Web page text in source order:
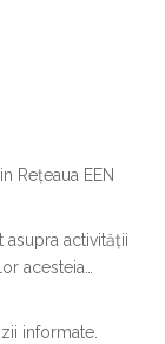
Rețeaua EEN
activității
acesteia
informate.